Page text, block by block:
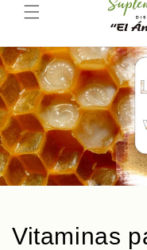
Vitaminas